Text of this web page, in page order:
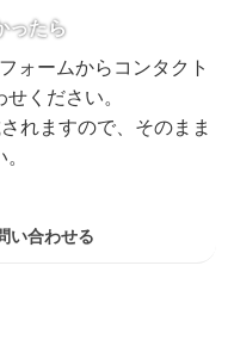
ったら
ォームからコンタクト
ください。
れますので、そのまま
い合わせる